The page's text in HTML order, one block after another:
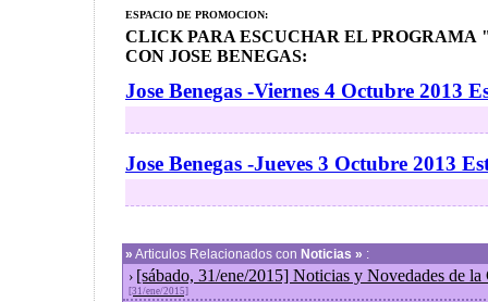
ESPACIO DE PROMOCION:
CLICK PARA ESCUCHAR EL PROGRAMA
CON JOSE BENEGAS:
Jose Benegas -Viernes 4 Octubre 2013
Jose Benegas -Jueves 3 Octubre 2013
» Articulos Relacionados con Noticias » :
› [sábado, 31/ene/2015] Noticias y Novedades de la
[31/ene/2015]